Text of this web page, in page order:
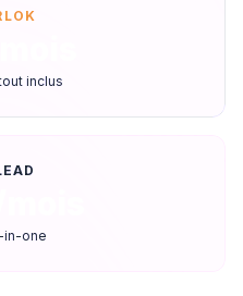
inclus
in-one